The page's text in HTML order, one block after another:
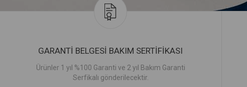
GARANTİ BELGESİ BAKIM SERTİFİKASI
Ürünler 1 yıl %100 Garanti ve 2 yıl Bakım Garanti
Serfikalı gönderilecektir.